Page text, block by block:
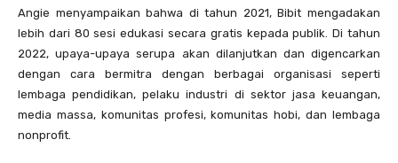
Angie menyampaikan bahwa di tahun 2021, Bibit mengadakan
lebih dari 80 sesi edukasi secara gratis kepada publik. Di tahun
2022, upaya-upaya serupa akan dilanjutkan dan digencarkan
dengan cara bermitra dengan berbagai organisasi seperti
lembaga pendidikan, pelaku industri di sektor jasa keuangan,
media massa, komunitas profesi, komunitas hobi, dan lembaga
nonprofit.